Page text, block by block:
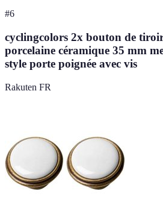
#6
cyclingcolors 2x bouton de
porcelaine céramique 35 mm
style porte poignée avec vis
Rakuten FR